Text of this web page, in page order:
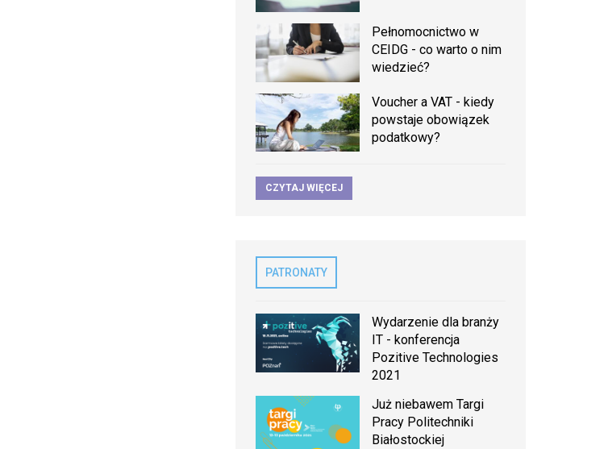
Pełnomocnictwo w
CEIDG - co warto o nim
wiedzieć?
Voucher a VAT - kiedy
powstaje obowiązek
podatkowy?
CZYTAJ WIĘCEJ
PATRONATY
Wydarzenie dla branży
IT - konferencja
Pozitive Technologies
2021
Już niebawem Targi
Pracy Politechniki
Białostockiej